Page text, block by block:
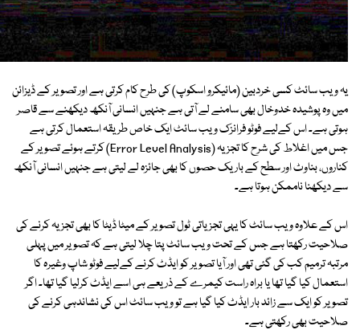
یہ ویب سائٹ کسی خردبین (مائیکرو اسکوپ) کی طرح کام کرتی ہے اور تصویر کے ڈیزائن
میں وہ پوشیدہ خدوخال بھی سامنے لے آتی ہے جنہیں انسانی آنکھ دیکھنے سے قاصر
ہوتی ہے۔ اس کےلیے فوٹو فرانزک ویب سائٹ ایک خاص طریقہ استعمال کرتی ہے
جس میں اغلاط کی شرح کا تجزیہ (Error Level Analysis) کرتے ہوئے تصویر کے
کناروں، بناوٹ اور سطح کے باریک حصوں کا بھی جائزہ لے لیتی ہے جنہیں انسانی آنکھ
سے دیکھنا ناممکن ہوتا ہے۔
اس کے علاوہ ویب سائٹ کا یہی تجزیاتی ٹول تصویر کے میٹا ڈیٹا کا بھی تجزیہ کرنے کی
صلاحیت رکھتا ہے جس کے تحت ویب سائٹ پتا چلا لیتی ہے کہ تصویر میں پہلی
مرتبہ ترمیم کب کی گئی تھی اور آیا تصویر کو ایڈٹ کرنے کےلیے فوٹو شاپ وغیرہ کا
استعمال کیا گیا تھا یا براہ راست کیمرے کے ذریعے ہی اسے ایڈٹ کرلیا گیا تھا۔ اگر
تصویر کو ایک سے زائد بار ایڈٹ کیا گیا ہے تو ویب سائٹ اس کی نشاندہی کرنے کی
صلاحیت بھی رکھتی ہے۔